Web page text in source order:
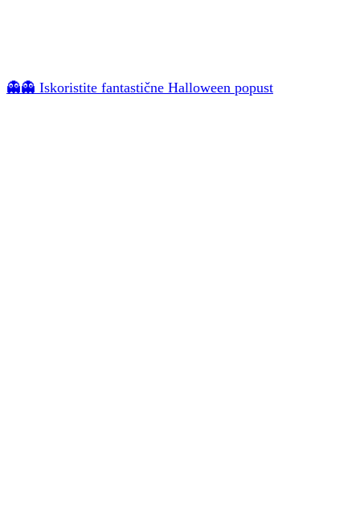
👻👻 Iskoristite fantastične Halloween popust